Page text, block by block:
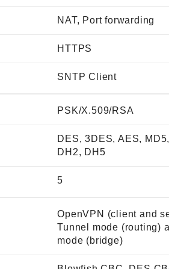
NAT, Port forwarding
HTTPS
SNTP Client
PSK/X.509/RSA
DES, 3DES, AES,
DH2, DH5
5
OpenVPN (client and
Tunnel mode (routing)
mode (bridge)